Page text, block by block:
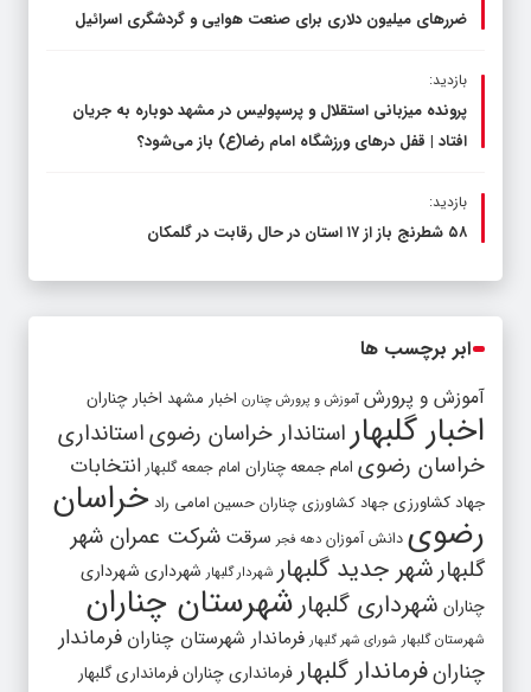
ضررهای میلیون دلاری برای صنعت هوایی و گردشگری اسرائیل
بازدید:
پرونده میزبانی استقلال و پرسپولیس در مشهد دوباره به جریان
افتاد | قفل در‌های ورزشگاه امام رضا(ع) باز می‌شود؟
بازدید:
۵۸ شطرنج‌ باز از ۱۷ استان در حال رقابت در گلمکان
ابر برچسب ها
آموزش و پرورش آموزش و پرورش چنارن اخبار مشهد اخبار چناران
اخبار گلبهار استاندار خراسان رضویاستانداری
خراسان رضوی امام جمعه چناران امام جمعه گلبهار انتخابات
جهاد کشاورزی جهاد کشاورزی چناران حسین امامی راد خراسان
رضوی دانش آموزان دهه فجر سرقت شرکت عمران شهر
گلبهارشهر جدید گلبهار شهردار گلبهار شهرداری شهرداری
چناران شهرداری گلبهار شهرستان چناران
شهرستان گلبهار شورای شهر گلبهار فرماندار شهرستان چناران فرماندار
چنارانفرماندار گلبهار فرمانداری چنارانفرمانداری گلبهار